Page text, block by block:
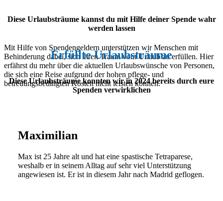
Diese Urlaubsträume kannst du mit Hilfe deiner Spende wahr
werden lassen
Mit Hilfe von Spendengeldern unterstützen wir Menschen mit
Behinderung dabei, sich ihren Traum vom Urlaub zu erfüllen. Hier
erfährst du mehr über die aktuellen Urlaubswünsche von Personen,
die sich eine Reise aufgrund der hohen pflege- und
betreuungsbedingten Kosten nicht leisten können.
Erfüllte Urlaubsträume
Diese Urlaubsträume konnten wir in 2024 bereits durch eure
Spenden verwirklichen
Maximilian
Max ist 25 Jahre alt und hat eine spastische Tetraparese,
weshalb er in seinem Alltag auf sehr viel Unterstützung
angewiesen ist. Er ist in diesem Jahr nach Madrid geflogen.